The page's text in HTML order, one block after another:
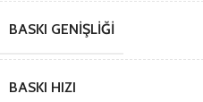
BASKI GENIŞLIĞI
BASKI HIZI